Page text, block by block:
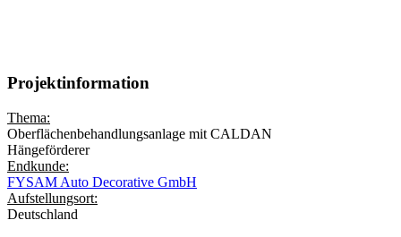
Projektinformation
Thema:
Oberflächenbehandlungsanlage mit CALDAN
Hängeförderer
Endkunde:
FYSAM Auto Decorative GmbH
Aufstellungsort:
Deutschland